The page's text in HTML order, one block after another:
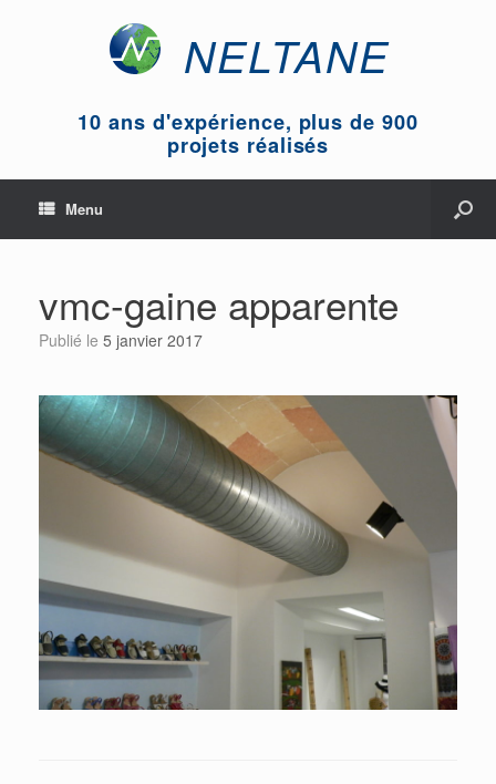
NELTANE
10 ans d'expérience, plus de 900
projets réalisés
Menu
vmc-gaine apparente
Publié le 5 janvier 2017